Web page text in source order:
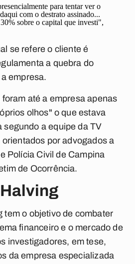
para tentar ver o
com o destrato assinado...
sobre o capital que investi",
se refere o cliente é
a quebra do
empresa.
até a empresa apenas
olhos" o que estava
segundo a equipe daTV
orientados por advogados a
Polícia Civil de Campina
de Ocorrência.
tem o objetivo de combater
financeiro e o mercado de
investigadores, em tese,
da empresa especializada